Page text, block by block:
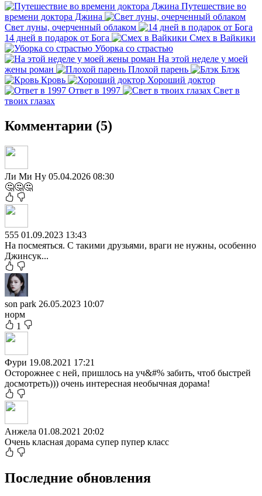
Путешествие во
времени доктора Джина
Свет луны, очерченный облаком
14 дней в подарок от Бога
Смех в Вайкики
Уборка со страстью
На этой неделе у моей
жены роман
Плохой парень
Блэк
Кровь
Хороший доктор
Ответ в 1997
Свет в
твоих глазах
Комментарии (5)
Ли Ми Ну 05.04.2026 08:30
🤔🤔🤔
555 01.09.2023 13:43
На посмеяться. С такими друзьями, враги не нужны, особенно
Джинсук...
son park 26.05.2023 10:07
норм
1
Фури 19.08.2021 17:21
Осторожнее с ней, пришлось на уч&#% забить, чтоб быстрей
досмотреть))) очень интересная необычная дорама!
Анжела 01.08.2021 20:02
Очень класная дорама супер пупер класс
Последние обновления